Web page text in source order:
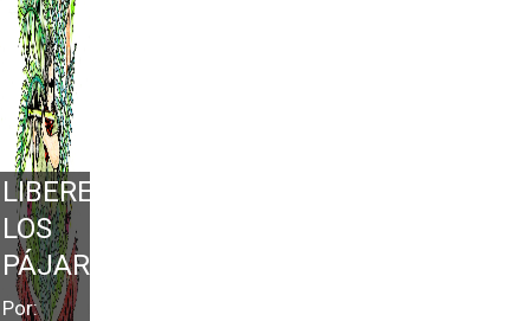
LIBEREN
LOS
PÁJAROS
Por: